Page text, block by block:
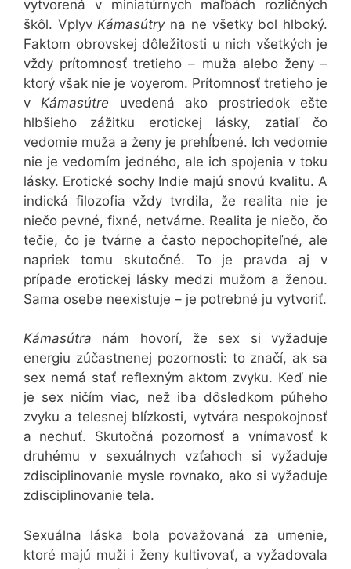
vytvorená v miniatúrnych maľbách rozličných
škôl. Vplyv Kámasútryna ne všetky bol hlboký.
Faktom obrovskej dôležitosti u nich všetkých je
vždy prítomnosť tretieho – muža alebo ženy –
ktorý však nie je voyerom. Prítomnosť tretieho je
v Kámasútre uvedená ako prostriedok ešte
hlbšieho zážitku erotickej lásky, zatiaľ čo
vedomie muža a ženy je prehĺbené. Ich vedomie
nie je vedomím jedného, ale ich spojenia v toku
lásky. Erotické sochy Indie majú snovú kvalitu. A
indická filozofia vždy tvrdila, že realita nie je
niečo pevné, fixné, netvárne. Realita je niečo, čo
tečie, čo je tvárne a často nepochopiteľné, ale
napriek tomu skutočné. To je pravda aj v
prípade erotickej lásky medzi mužom a ženou.
Sama osebe neexistuje – je potrebné ju vytvoriť.
Kámasútra nám hovorí, že sex si vyžaduje
energiu zúčastnenej pozornosti: to značí, ak sa
sex nemá stať reflexným aktom zvyku. Keď nie
je sex ničím viac, než iba dôsledkom púheho
zvyku a telesnej blízkosti, vytvára nespokojnosť
a nechuť. Skutočná pozornosť a vnímavosť k
druhému v sexuálnych vzťahoch si vyžaduje
zdisciplinovanie mysle rovnako, ako si vyžaduje
zdisciplinovanie tela.
Sexuálna láska bola považovaná za umenie,
ktoré majú muži i ženy kultivovať, a vyžadovala